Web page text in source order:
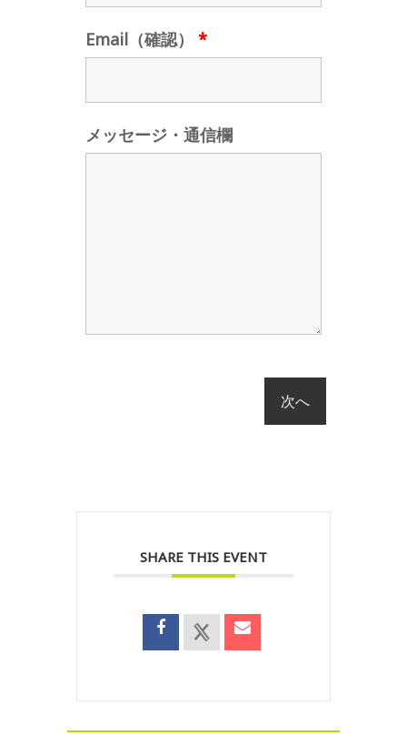
Email（確認） *
メッセージ・通信欄
SHARE THIS EVENT